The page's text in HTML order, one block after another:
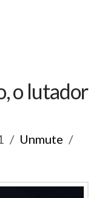
o lutador
Unmute